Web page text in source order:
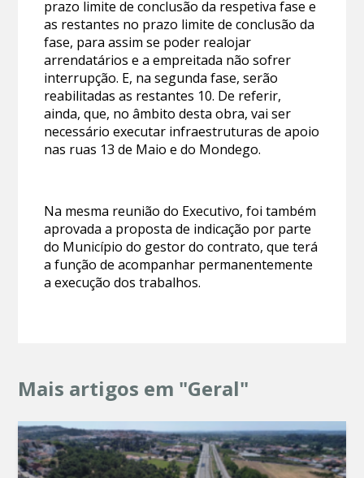
prazo limite de conclusão da respetiva fase e
as restantes no prazo limite de conclusão da
fase, para assim se poder realojar
arrendatários e a empreitada não sofrer
interrupção. E, na segunda fase, serão
reabilitadas as restantes 10. De referir,
ainda, que, no âmbito desta obra, vai ser
necessário executar infraestruturas de apoio
nas ruas 13 de Maio e do Mondego.
Na mesma reunião do Executivo, foi também
aprovada a proposta de indicação por parte
do Município do gestor do contrato, que terá
a função de acompanhar permanentemente
a execução dos trabalhos.
Mais artigos em "Geral"